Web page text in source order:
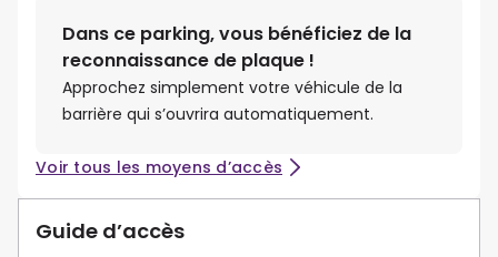
Dans ce parking, vous bénéficiez de la
reconnaissance de plaque !
Approchez simplement votre véhicule de la
barrière qui s’ouvrira automatiquement.
Voir tous les moyens d’accès
Guide d’accès